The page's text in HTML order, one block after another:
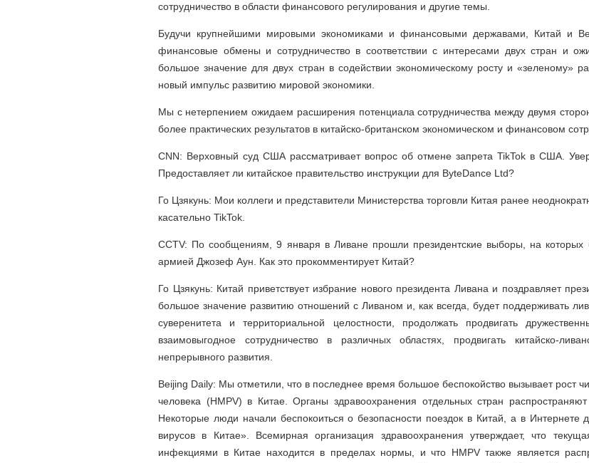
сотрудничество в области финансового регулирования и другие темы.
Будучи крупнейшими мировыми экономиками и финансовыми державами, Китай и
финансовые обмены и сотрудничество в соответствии с интересами двух стран и
большое значение для двух стран в содействии экономическому росту и «зеленому»
новый импульс развитию мировой экономики.
Мы с нетерпением ожидаем расширения потенциала сотрудничества между двумя
более практических результатов в китайско-британском экономическом и финансовом
CNN: Верховный суд США рассматривает вопрос об отмене запрета TikTok в США.
Предоставляет ли китайское правительство инструкции для ByteDance Ltd?
Го Цзякунь: Мои коллеги и представители Министерства торговли Китая ранее
касательно TikTok.
CCTV: По сообщениям, 9 января в Ливане прошли президентские выборы, на которых
армией Джозеф Аун. Как это прокомментирует Китай?
Го Цзякунь: Китай приветствует избрание нового президента Ливана и поздравляет
большое значение развитию отношений с Ливаном и, как всегда, будет поддерживать
суверенитета и территориальной целостности, продолжать продвигать
взаимовыгодное сотрудничество в различных областях, продвигать китайско-
непрерывного развития.
Beijing Daily: Мы отметили, что в последнее время большое беспокойство вызывает рост
человека (HMPV) в Китае. Органы здравоохранения отдельных стран
Некоторые люди начали беспокоиться о безопасности поездок в Китай, а в Интернете
вирусов в Китае». Всемирная организация здравоохранения утверждает, что
инфекциями в Китае находится в пределах нормы, и что HMPV также является